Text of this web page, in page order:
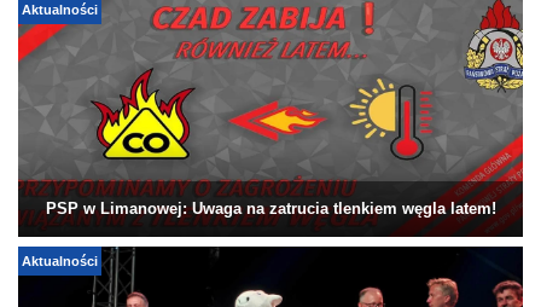
Aktualności
PSP w Limanowej: Uwaga na zatrucia tlenkiem węgla latem!
Aktualności